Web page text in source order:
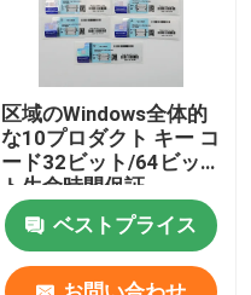
区域のWindows全体的
な10プロダクト キー コ
ード32ビット/64ビッ
ト生命時間保証
ベストプライス